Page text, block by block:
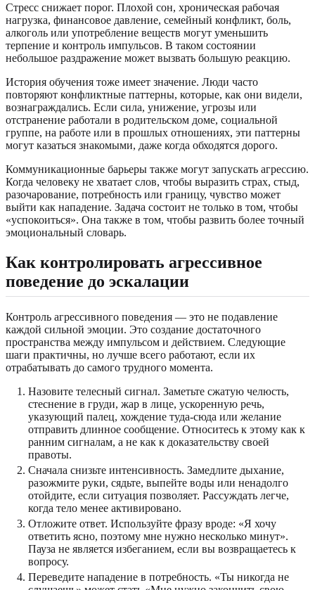
Стресс снижает порог. Плохой сон, хроническая рабочая
нагрузка, финансовое давление, семейный конфликт, боль,
алкоголь или употребление веществ могут уменьшить
терпение и контроль импульсов. В таком состоянии
небольшое раздражение может вызвать большую реакцию.
История обучения тоже имеет значение. Люди часто
повторяют конфликтные паттерны, которые, как они видели,
вознаграждались. Если сила, унижение, угрозы или
отстранение работали в родительском доме, социальной
группе, на работе или в прошлых отношениях, эти паттерны
могут казаться знакомыми, даже когда обходятся дорого.
Коммуникационные барьеры также могут запускать агрессию.
Когда человеку не хватает слов, чтобы выразить страх, стыд,
разочарование, потребность или границу, чувство может
выйти как нападение. Задача состоит не только в том, чтобы
«успокоиться». Она также в том, чтобы развить более точный
эмоциональный словарь.
Как контролировать агрессивное
поведение до эскалации
Контроль агрессивного поведения — это не подавление
каждой сильной эмоции. Это создание достаточного
пространства между импульсом и действием. Следующие
шаги практичны, но лучше всего работают, если их
отрабатывать до самого трудного момента.
Назовите телесный сигнал. Заметьте сжатую челюсть,
стеснение в груди, жар в лице, ускоренную речь,
указующий палец, хождение туда-сюда или желание
отправить длинное сообщение. Относитесь к этому как к
ранним сигналам, а не как к доказательству своей
правоты.
Сначала снизьте интенсивность. Замедлите дыхание,
разожмите руки, сядьте, выпейте воды или ненадолго
отойдите, если ситуация позволяет. Рассуждать легче,
когда тело менее активировано.
Отложите ответ. Используйте фразу вроде: «Я хочу
ответить ясно, поэтому мне нужно несколько минут».
Пауза не является избеганием, если вы возвращаетесь к
вопросу.
Переведите нападение в потребность. «Ты никогда не